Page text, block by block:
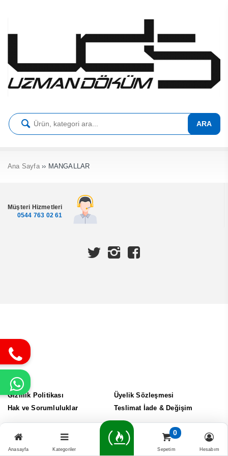
ARA
Anasayfa Kategoriler
0
Sepetim Hesabım
Ana Sayfa›› MANGALLAR
Müşteri Hizmetleri
0544 763 02 61
Gizlilik Politikası
Üyelik Sözleşmesi
Hak ve Sorumluluklar
Teslimat İade & Değişim
Tüm Hakları Saklıdır. © 2025 Uzman Döküm